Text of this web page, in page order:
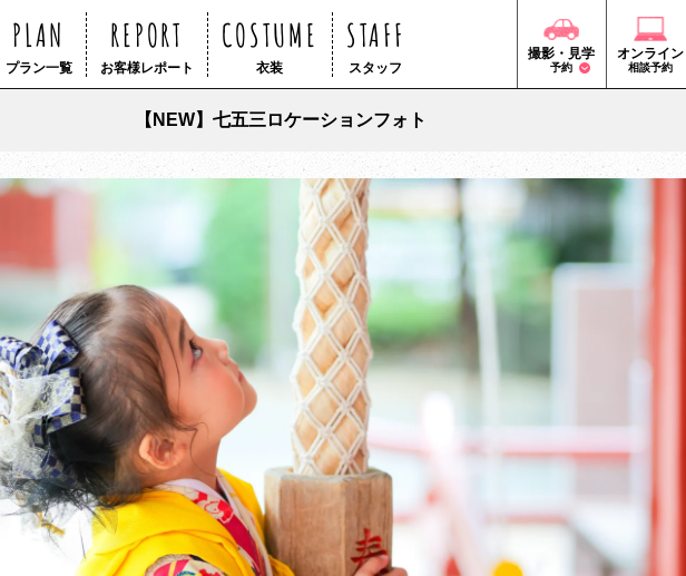
PLAN
プラン一覧
REPORT
お客様レポート
COSTUME
衣装
STAFF
スタッフ
撮影・見学
予約
オンライン
相談予約
【NEW】七五三ロケーションフォト